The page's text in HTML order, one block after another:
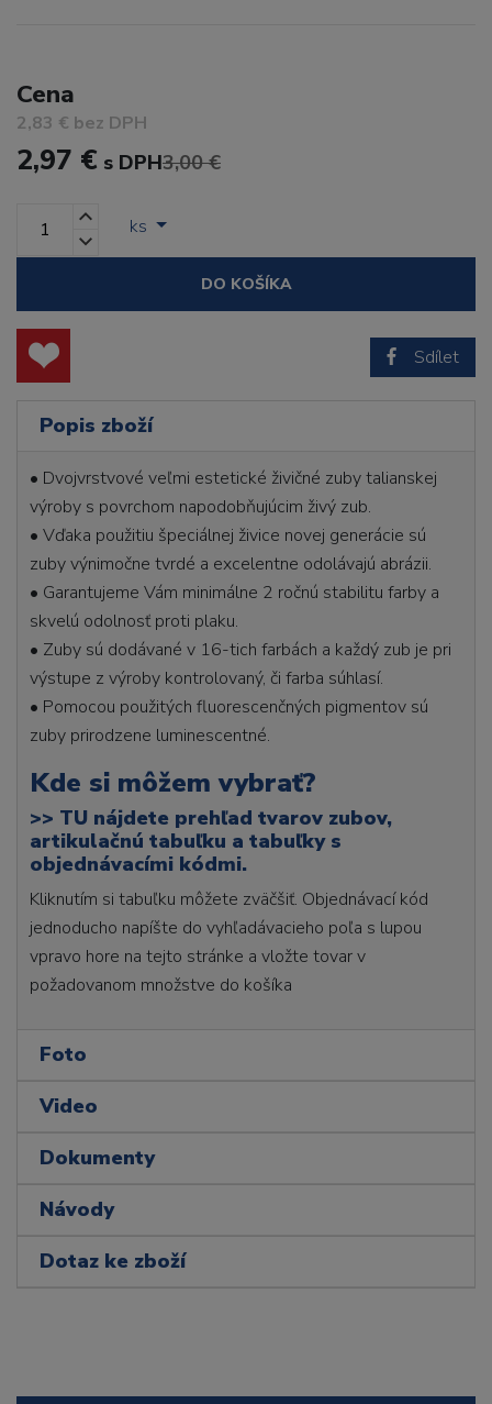
Cena
2,83 € bez DPH
2,97 € s DPH3,00 €
ks
DO KOŠÍKA
Sdílet
Popis zboží
• Dvojvrstvové veľmi estetické živičné zuby talianskej
výroby s povrchom napodobňujúcim živý zub.
• Vďaka použitiu špeciálnej živice novej generácie sú
zuby výnimočne tvrdé a excelentne odolávajú abrázii.
• Garantujeme Vám minimálne 2 ročnú stabilitu farby a
skvelú odolnosť proti plaku.
• Zuby sú dodávané v 16-tich farbách a každý zub je pri
výstupe z výroby kontrolovaný, či farba súhlasí.
• Pomocou použitých fluorescenčných pigmentov sú
zuby prirodzene luminescentné.
Kde si môžem vybrať?
>> TU nájdete prehľad tvarov zubov,
artikulačnú tabuľku a tabuľky s
objednávacími kódmi.
Kliknutím si tabuľku môžete zväčšiť. Objednávací kód
jednoducho napíšte do vyhľadávacieho poľa s lupou
vpravo hore na tejto stránke a vložte tovar v
požadovanom množstve do košíka
Foto
Video
Dokumenty
Návody
Dotaz ke zboží